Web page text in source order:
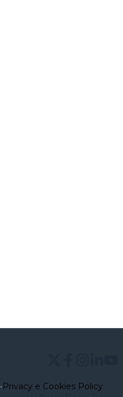
•Privacy e Cookies Policy